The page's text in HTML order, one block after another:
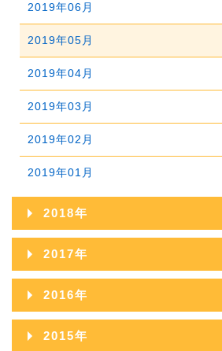
2023年01月
2022年02月
2022年01月
2021年03月
2021年02月
2021年01月
2019年06月
2019年05月
2019年04月
2019年03月
2019年02月
2019年01月
2018年
2018年12月
2018年11月
2018年10月
2018年09月
2017年
2017年12月
2017年11月
2016年
2016年12月
2015年